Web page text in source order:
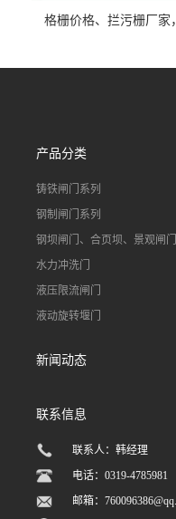
格栅价格、拦污栅厂家，
产品分类
铸铁闸门系列
钢制闸门系列
钢坝闸门、合页坝、景观闸门
水力冲洗门
液压限流闸门
液动旋转堰门
新闻动态
联系信息
联系人：韩经理
电话：0319-4785981
邮箱：